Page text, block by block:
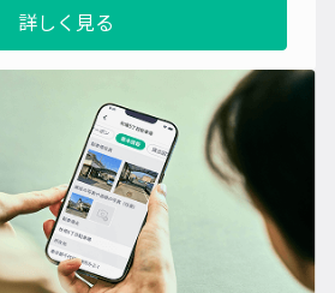
詳しく見る